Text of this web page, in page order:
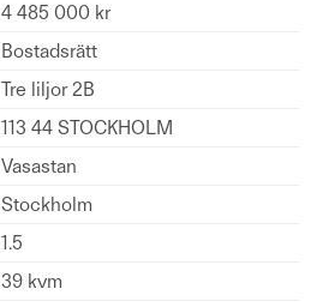
4 485 000 kr
Bostadsrätt
Tre liljor 2B
113 44 STOCKHOLM
Vasastan
Stockholm
1.5
39 kvm